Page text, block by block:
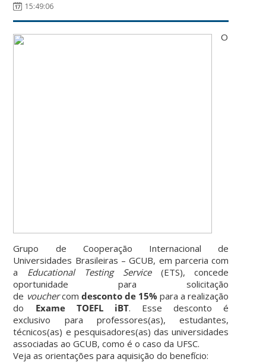
15:49:06
O
Grupo de Cooperação Internacional de
Universidades Brasileiras – GCUB, em parceria com
a Educational Testing Service(ETS), concede
oportunidade para solicitação
de vouchercom desconto de 15% para a realização
do Exame TOEFL iBT. Esse desconto é
exclusivo
para professores(as), estudantes,
técnicos(as) e pesquisadores(as) das universidades
associadas ao GCUB, como é o caso da UFSC.
Veja as orientações para aquisição do benefício: